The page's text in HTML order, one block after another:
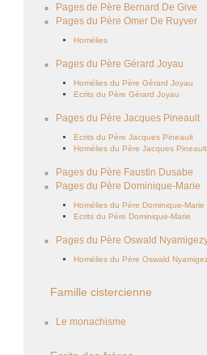
Pages de Père Bernard De Give
Pages du Père Omer De Ruyver
Homélies
Pages du Père Gérard Joyau
Homélies du Père Gérard Joyau
Ecrits du Père Gérard Joyau
Pages du Père Jacques Pineault
Ecrits du Père Jacques Pineault
Homélies du Père Jacques Pineault
Pages du Père Faustin Dusabe
Pages du Père Dominique-Marie
Homélies du Père Dominique-Marie
Ecrits du Père Dominique-Marie
Pages du Père Oswald
Homélies du Père Oswald
Famille cistercienne
Le monachisme